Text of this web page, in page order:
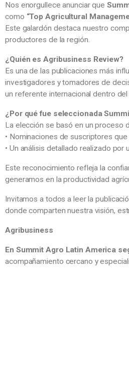
Nos enorgullece anunciar que
como “Top Agricultural
Este galardón destaca nuestro
productores de la región.
¿Quién es Agribusiness Review?
Es una de las publicaciones más
investigadores y tomadores de
un referente internacional dentro del
¿Por qué fue seleccionada
La elección se basó en un proceso
• Nominaciones de suscriptores
• Un análisis detallado realizado
Este reconocimiento refleja la
generamos en la productividad
Invitamos a todos a leer la
donde comparten nuestra visión,
Agribusiness
En Summit Agro Latin America
acompañamiento cercano y